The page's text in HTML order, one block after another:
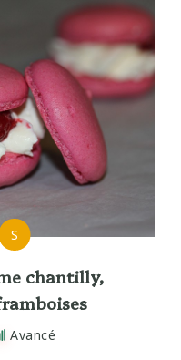
S
chantilly,
Avancé